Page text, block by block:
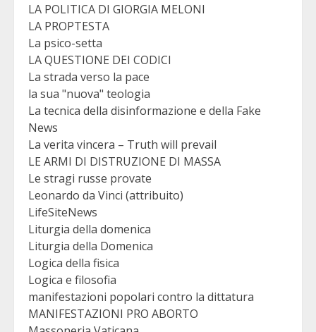
LA POLITICA DI GIORGIA MELONI
LA PROPTESTA
La psico-setta
LA QUESTIONE DEI CODICI
La strada verso la pace
la sua "nuova" teologia
La tecnica della disinformazione e della Fake
News
La verita vincera – Truth will prevail
LE ARMI DI DISTRUZIONE DI MASSA
Le stragi russe provate
Leonardo da Vinci (attribuito)
LifeSiteNews
Liturgia della domenica
Liturgia della Domenica
Logica della fisica
Logica e filosofia
manifestazioni popolari contro la dittatura
MANIFESTAZIONI PRO ABORTO